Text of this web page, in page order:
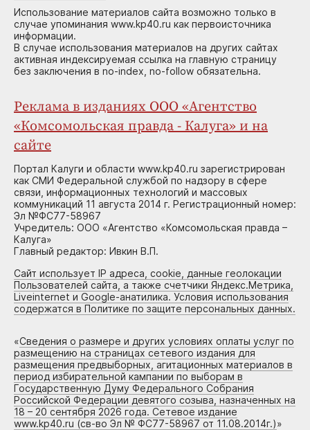
Использование материалов сайта возможно только в
случае упоминания www.kp40.ru как первоисточника
информации.
В случае использования материалов на других сайтах
активная индексируемая ссылка на главную страницу
без заключения в no-index, no-follow обязательна.
Реклама в изданиях ООО «Агентство
«Комсомольская правда - Калуга» и на
сайте
Портал Калуги и области www.kp40.ru зарегистрирован
как СМИ Федеральной службой по надзору в сфере
связи, информационных технологий и массовых
коммуникаций 11 августа 2014 г. Регистрационный номер:
Эл №ФС77-58967
Учредитель: ООО «Агентство «Комсомольская правда –
Калуга»
Главный редактор: Ивкин В.П.
Сайт использует IP адреса, cookie, данные геолокации
Пользователей сайта, а также счетчики Яндекс.Метрика,
Liveinternet и Google-анатилика. Условия использования
содержатся в Политике по защите персональных данных.
«Сведения о размере и других условиях оплаты услуг по
размещению на страницах сетевого издания для
размещения предвыборных, агитационных материалов в
период избирательной кампании по выборам в
Государственную Думу Федерального Собрания
Российской Федерации девятого созыва, назначенных на
18 – 20 сентября 2026 года. Сетевое издание
www.kp40.ru (св-во Эл № ФС77-58967 от 11.08.2014г.)»